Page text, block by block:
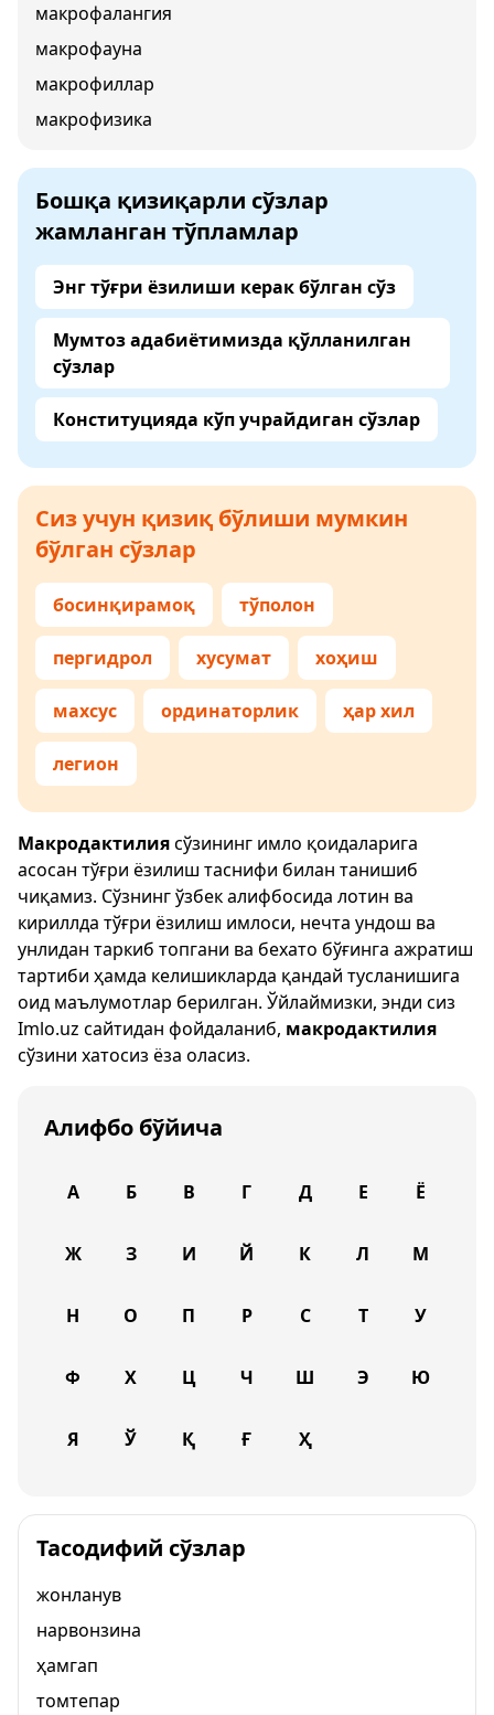
макрофалангия
макрофауна
макрофиллар
макрофизика
Бошқа қизиқарли сўзлар
жамланган тўпламлар
Энг тўғри ёзилиши керак бўлган сўз
Мумтоз адабиётимизда қўлланилган
сўзлар
Конституцияда кўп учрайдиган сўзлар
Сиз учун қизиқ бўлиши мумкин
бўлган сўзлар
босинқирамоқ тўполон
пергидрол хусумат хоҳиш
махсус ординаторлик ҳар хил
легион
Макродактилиясўзининг имло қоидаларига
асосан тўғри ёзилиш таснифи билан танишиб
чиқамиз. Сўзнинг ўзбек алифбосида лотин ва
кириллда тўғри ёзилиш имлоси, нечта ундош ва
унлидан таркиб топгани ва бехато бўғинга ажратиш
тартиби ҳамда келишикларда қандай тусланишига
оид маълумотлар берилган. Ўйлаймизки, энди сиз
Imlo.uz сайтидан фойдаланиб, макродактилия
сўзини хатосиз ёза оласиз.
Алифбо бўйича
А Б В Г Д Е Ё
Ж З И Й К Л М
Н О П Р С Т У
Ф Х Ц Ч Ш Э Ю
Я Ў Қ Ғ Ҳ
Тасодифий сўзлар
жонланув
нарвонзина
ҳамгап
томтепар